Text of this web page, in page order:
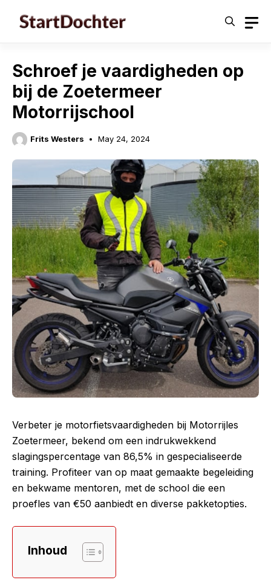
Schroef je vaardigheden op
bij de Zoetermeer
Motorrijschool
Frits Westers May 24, 2024
Verbeter je motorfietsvaardigheden bij Motorrijles
Zoetermeer, bekend om een indrukwekkend
slagingspercentage van 86,5% in gespecialiseerde
training. Profiteer van op maat gemaakte begeleiding
en bekwame mentoren, met de school die een
proefles van €50 aanbiedt en diverse pakketopties.
Inhoud